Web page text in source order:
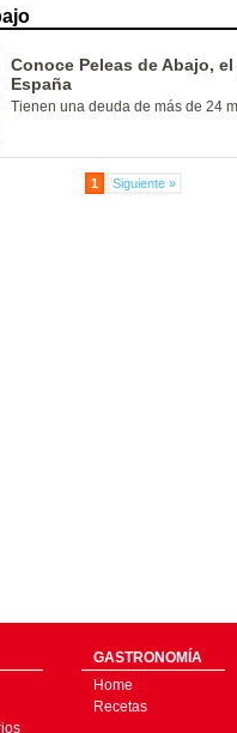
Conoce Peleas de Abajo,
España
Tienen una deuda de más de 24
1 Siguiente »
GASTRONOMÍA
Home
Recetas